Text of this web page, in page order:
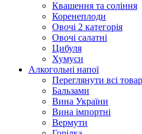
Квашення та соління
Корeнеплоди
Овочі 2 категорія
Овочі салатні
Цибуля
Хумуси
Алкогольні напої
Переглянути всі
Бальзами
Вина України
Вина імпортні
Вермути